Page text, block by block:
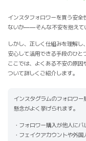
インスタフォロワーを買う安
ないか——そんな不安を抱えて
しかし、正しく仕組みを理解
安心して活用できる手段のひと
ここでは、よくある不安の原
ついて詳しくご紹介します。
インスタグラムのフォロワ
懸念がよく挙げられます。
・フォロワー購入が他人に
・フェイクアカウントや外